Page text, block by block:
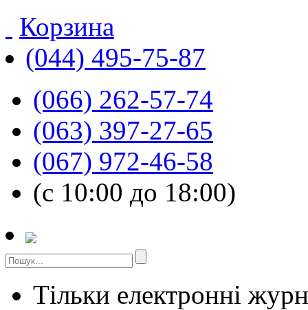
Корзина
(044) 495-75-87
(066) 262-57-74
(063) 397-27-65
(067) 972-46-58
(с 10:00 до 18:00)
Тільки електронні